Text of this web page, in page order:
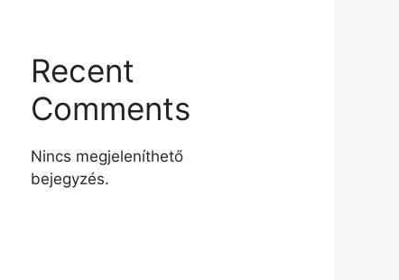
Recent
Comments
Nincs megjeleníthető
bejegyzés.